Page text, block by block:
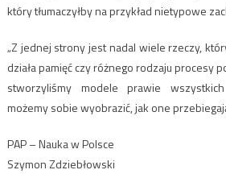
który tłumaczyłby na przykład nietypowe
„Z jednej strony jest nadal wiele rzeczy,
działa pamięć czy różnego rodzaju procesy
stworzyliśmy modele prawie
możemy sobie wyobrazić, jak one
PAP – Nauka w Polsce
Szymon Zdziebłowski